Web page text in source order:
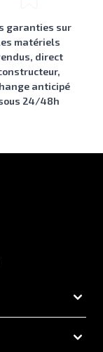
garanties sur
matériels
direct
anticipé
24/48h